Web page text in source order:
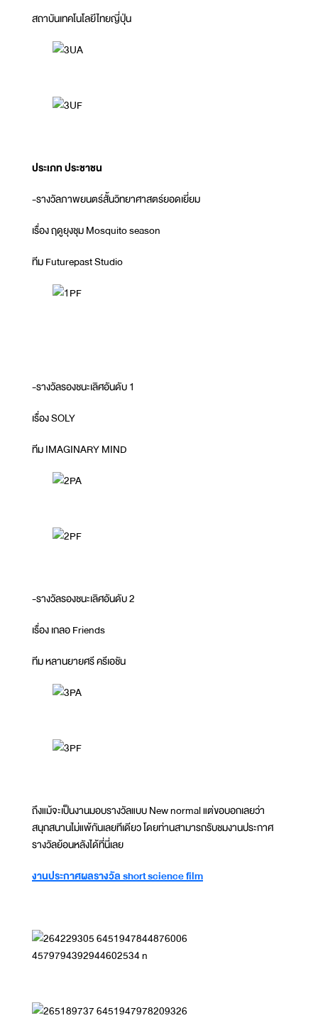
สถาบันเทคโนโลยีไทยญี่ปุ่น
ประเภท ประชาชน
-รางวัลภาพยนตร์สั้นวิทยาศาสตร์ยอดเยี่ยม
เรื่อง ฤดูยุงชุม Mosquito season
ทีม Futurepast Studio
-รางวัลรองชนะเลิศอันดับ 1
เรื่อง SOLY
ทีม IMAGINARY MIND
-รางวัลรองชนะเลิศอันดับ 2
เรื่อง เกลอ Friends
ทีม หลานยายศรี ครีเอชัน
ถึงแม้จะเป็นงานมอบรางวัลแบบ New normal แต่ขอบอกเลยว่า
สนุกสนานไม่แพ้กันเลยทีเดียว โดยท่านสามารถรับชมงานประกาศ
รางวัลย้อนหลังได้ที่นี่เลย
งานประกาศผลรางวัล short science film